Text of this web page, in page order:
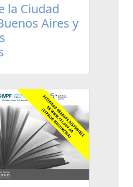
la Ciudad
Aires y